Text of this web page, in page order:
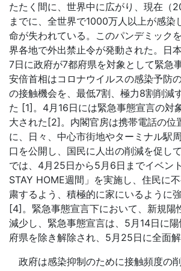
たたく間に、世界中に広がり、現在（
までに、全世界で1000万人以上が感染
命が失われている。このパンデミック
界各地で外出禁止令が発動された。日
7日に政府が7都府県を対象として緊急
安倍首相はコロナウイルスの感染予防
の接触機会を、最低7割、極力8割削減
た [1]。4月16日には緊急事態宣言の対
大された[2]。内閣官房は携帯電話の位
に、日々、中心市街地やターミナル駅
口を公開し、国民に人出の削減を促し
では、4月25日から5月6日までイベン
STAY HOME週間」を実施し、住民に
粛するよう、積極的に家にいるように
[4]。緊急事態宣言下において、新規陽
減少し、緊急事態宣言は、5月14日に
府県を除き解除され、5月25日に全面
政府は感染抑制のために接触頻度の